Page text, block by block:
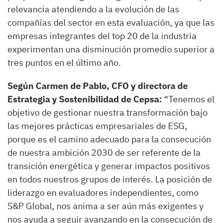
relevancia atendiendo a la evolución de las
compañías del sector en esta evaluación, ya que las
empresas integrantes del top 20 de la industria
experimentan una disminución promedio superior a
tres puntos en el último año.
Según Carmen de Pablo, CFO y directora de
Estrategia y Sostenibilidad de Cepsa: “Tenemos el
objetivo de gestionar nuestra transformación bajo
las mejores prácticas empresariales de ESG,
porque es el camino adecuado para la consecución
de nuestra ambición 2030 de ser referente de la
transición energética y generar impactos positivos
en todos nuestros grupos de interés. La posición de
liderazgo en evaluadores independientes, como
S&P Global, nos anima a ser aún más exigentes y
nos ayuda a seguir avanzando en la consecución de